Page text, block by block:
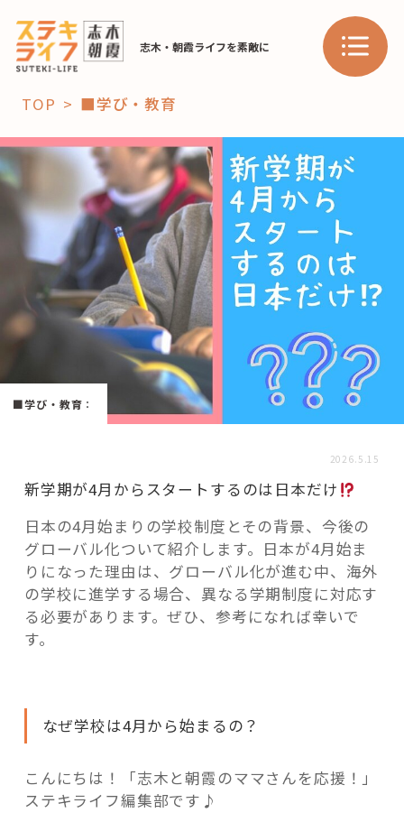
志木・朝霞ライフを素敵に
「コト」
子育て
暮らし
おすすめ
スポット 学び・教育
「場」
HAREL HAREL
活用事例
「モノ」
fleXe リノベ事例
「ひと」
これからの暮らし 住み替え相談
TOP ■学び・教育
■学び・教育 ：
2026.5.15
新学期が4月からスタートするのは日本だけ
日本の4月始まりの学校制度とその背景、今後の
グローバル化ついて紹介します。日本が4月始ま
りになった理由は、グローバル化が進む中、海外
の学校に進学する場合、異なる学期制度に対応す
る必要があります。ぜひ、参考になれば幸いで
す。
なぜ学校は4月から始まるの？
こんにちは！「志木と朝霞のママさんを応援！」
ステキライフ編集部です♪